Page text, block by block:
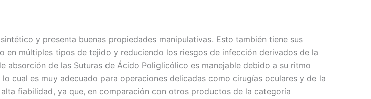
País*
y presenta buenas propiedades manipulativas. Esto también tiene sus
en múltiples tipos de tejido y reduciendo los riesgos de infección derivados de la
de las Suturas de Ácido Poliglicólico es manejable debido a su ritmo
cual es muy adecuado para operaciones delicadas como cirugías oculares y de la
fiabilidad, ya que, en comparación con otros productos de la categoría